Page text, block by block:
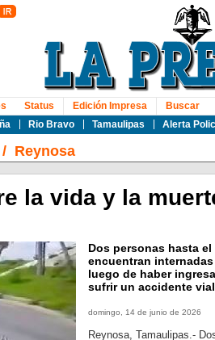
Rio Bravo Tamaulipas Alerta
Status Edición Impresa Buscar
Reynosa
la vida y la
Dos personas hasta
encuentran
luego de haber
sufrir un accidente
domingo, 14 de junio de 2026
Reynosa, Tamaulipas.-